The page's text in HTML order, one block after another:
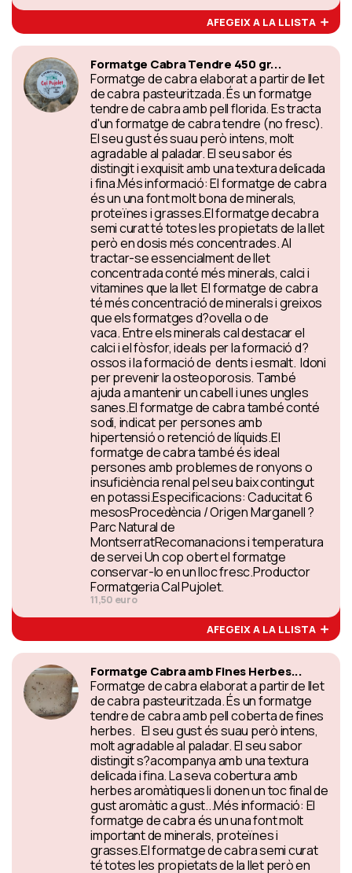
AFEGEIX A LA LLISTA
Formatge Cabra Tendre 450 gr...
Formatge de cabra elaborat a partir de llet
de cabra pasteuritzada. És un formatge
tendre de cabra amb pell florida. Es tracta
d'un formatge de cabra tendre (no fresc).
El seu gust és suau però intens, molt
agradable al paladar. El seu sabor és
distingit i exquisit amb una textura delicada
i fina.Més informació: El formatge de cabra
és un una font molt bona de minerals,
proteïnes i grasses.El formatge decabra
semi curat té totes les propietats de la llet
però en dosis més concentrades. Al
tractar-se essencialment de llet
concentrada conté més minerals, calci i
vitamines que la llet El formatge de cabra
té més concentració de minerals i greixos
que els formatges d?ovella o de
vaca. Entre els minerals cal destacar el
calci i el fòsfor, ideals per la formació d?
ossos i la formació de dents i esmalt. Idoni
per prevenir la osteoporosis. També
ajuda a mantenir un cabell i unes ungles
sanes.El formatge de cabra també conté
sodi, indicat per persones amb
hipertensió o retenció de líquids.El
formatge de cabra també és ideal
persones amb problemes de ronyons o
insuficiència renal pel seu baix contingut
en potassi.Especificacions: Caducitat 6
mesosProcedència / Origen Marganell ?
Parc Natural de
MontserratRecomanacions i temperatura
de servei Un cop obert el formatge
conservar-lo en un lloc fresc.Productor
Formatgeria Cal Pujolet.
11,50 euro
AFEGEIX A LA LLISTA
Formatge Cabra amb Fines Herbes...
Formatge de cabra elaborat a partir de llet
de cabra pasteuritzada. És un formatge
tendre de cabra amb pell coberta de fines
herbes. El seu gust és suau però intens,
molt agradable al paladar. El seu sabor
distingit s?acompanya amb una textura
delicada i fina. La seva cobertura amb
herbes aromàtiques li donen un toc final de
gust aromàtic a gust...Més informació: El
formatge de cabra és un una font molt
important de minerals, proteïnes i
grasses.El formatge de cabra semi curat
té totes les propietats de la llet però en